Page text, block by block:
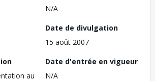
N/A
Date de divulgation
15 août 2007
au
Date d'entrée en vigueur
N/A